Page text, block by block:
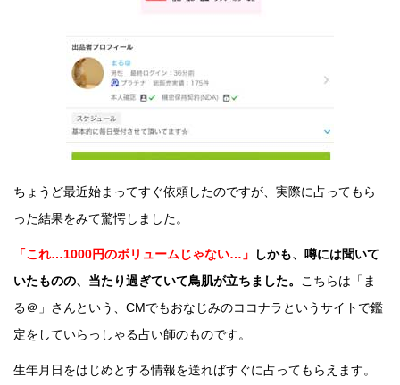
ちょうど最近始まってすぐ依頼したのですが、実際に占ってもら
った結果をみて驚愕しました。
「これ…1000円のボリュームじゃない…」
しかも、噂には聞いて
いたものの、当たり過ぎていて鳥肌が立ちました。
こちらは「ま
る＠」さんという、CMでもおなじみのココナラというサイトで鑑
定をしていらっしゃる占い師のものです。
生年月日をはじめとする情報を送ればすぐに占ってもらえます。